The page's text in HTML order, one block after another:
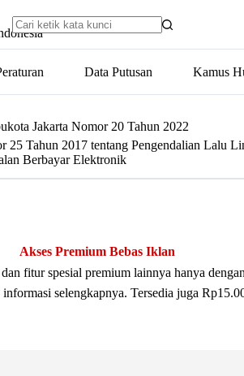
Data Putusan Kamus
Jakarta Nomor 20 Tahun 2022
25 Tahun 2017 tentang Pengendalian Lalu
Berbayar Elektronik
Akses Premium Bebas Iklan
fitur spesial premium lainnya hanya dengan
selengkapnya. Tersedia juga